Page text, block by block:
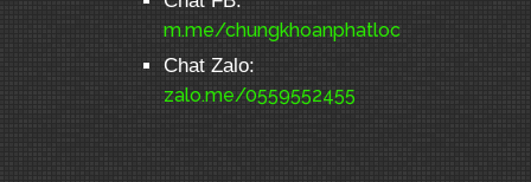
m.me/chungkhoanphatloc
Chat Zalo:
zalo.me/0559552455